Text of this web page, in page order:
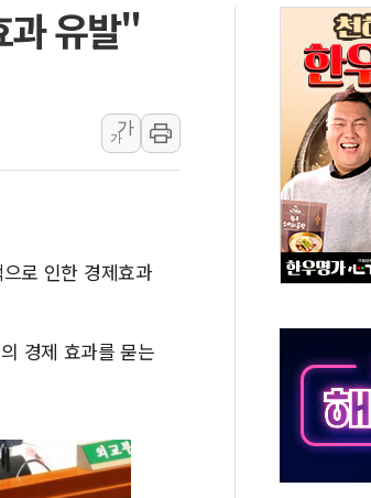
인천서 말다툼 중 어머니 살해 10대 구속…범행 후 반
김민석, 강원·대구·경북 경선서 정청래에 승리…金
[속보] 민주, 강원·대구·경북 경선 결과...김민석
[속보] 민주, 경북 경선 결과 발표...김민석 47.37%
[속보] 민주, 대구 경선 결과 발표...정청래 47.82%
[속보] 민주, 강원 경선 결과 발표...김민석 50.30%
정재헌 CEO, SKT 장기고객 400명 맞이…"마음 잇
최태원, 노소영에 9440억 지급 확정되나…재상고 앞
하나금융, 명동 소상공인에 '행복상자' 전달
병무청, 보충역 전면 손질… 예술·체육요원 최대
홈플러스發 대형마트 판매, 역대 최대폭 감소한
윤준병·이해민 의원, '정부 특사'로 콜롬비아 대통령
'호우·산사태 주의보' 울진 시간당 30mm 강한 비...
여야, 황희 '버스 하우스' 공방…野 "청년 우롱 기괴"
과 유발"
가
가
로 인한 경제효과
경제 효과를 묻는